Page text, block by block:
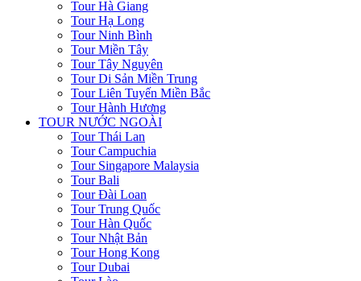
Tour Hà Giang
Tour Hạ Long
Tour Ninh Bình
Tour Miền Tây
Tour Tây Nguyên
Tour Di Sản Miền Trung
Tour Liên Tuyến Miền Bắc
Tour Hành Hương
TOUR NƯỚC NGOÀI
Tour Thái Lan
Tour Campuchia
Tour Singapore Malaysia
Tour Bali
Tour Đài Loan
Tour Trung Quốc
Tour Hàn Quốc
Tour Nhật Bản
Tour Hong Kong
Tour Dubai